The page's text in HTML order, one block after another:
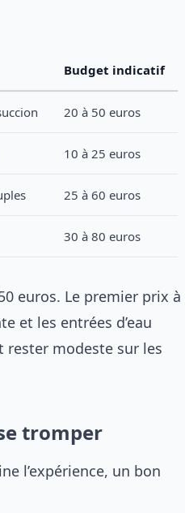
Budget indicatif
20 à 50 euros
10 à 25 euros
25 à 60 euros
30 à 80 euros
euros. Le premier prix à
et les entrées d’eau
rester modeste sur les
tromper
l’expérience, un bon